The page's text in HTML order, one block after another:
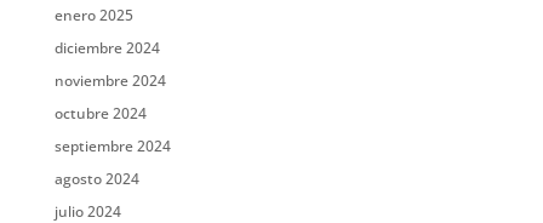
enero 2025
diciembre 2024
noviembre 2024
octubre 2024
septiembre 2024
agosto 2024
julio 2024